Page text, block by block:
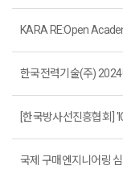
KARA RE:Open
한국전력기술(주)